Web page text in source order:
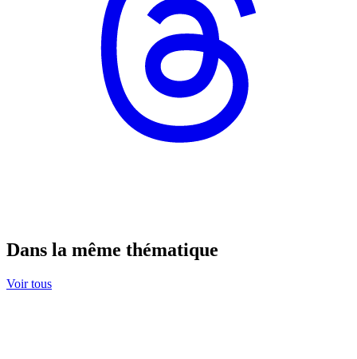
Dans la même thématique
Voir tous